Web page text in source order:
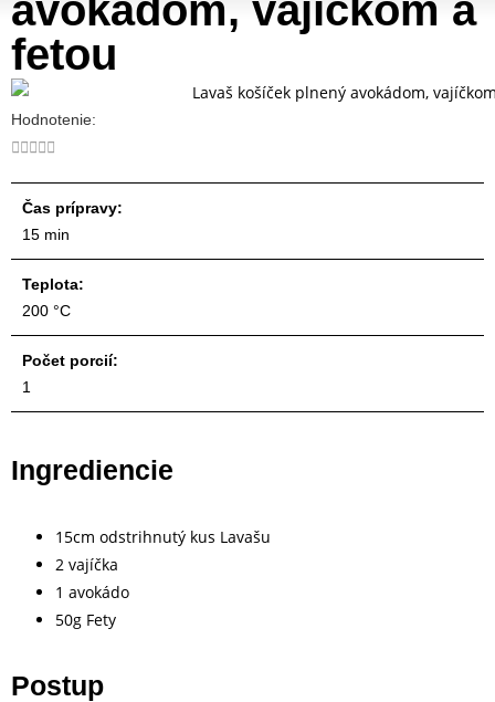
avokádom, vajíčkom a
fetou
Hodnotenie:

Čas prípravy:
15 min
Teplota:
200 °C
Počet porcií:
1
Ingrediencie
15cm odstrihnutý kus Lavašu
2 vajíčka
1 avokádo
50g Fety
Postup